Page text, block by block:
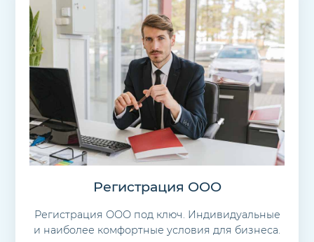
Регистрация ООО
Регистрация ООО под ключ. Индивидуальные
и наиболее комфортные условия для бизнеса.